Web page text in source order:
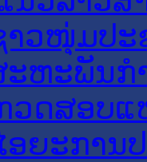
າວໜຸ່ມປະ
ະຫະພັນກ
ວດສອບແ
ອຍະການ